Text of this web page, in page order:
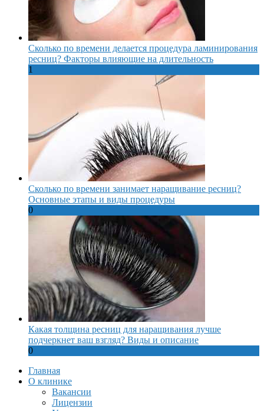
Сколько по времени делается процедура ламинирования
ресниц? Факторы влияющие на длительность
1
Сколько по времени занимает наращивание ресниц?
Основные этапы и виды процедуры
0
Какая толщина ресниц для наращивания лучше
подчеркнет ваш взгляд? Виды и описание
0
Главная
О клинике
Вакансии
Лицензии